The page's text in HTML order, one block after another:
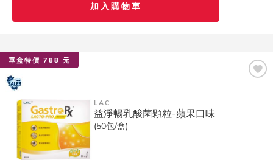
加入購物車
單盒特價 788 元
LAC
益淨暢乳酸菌顆粒-蘋果口味
(50包/盒)